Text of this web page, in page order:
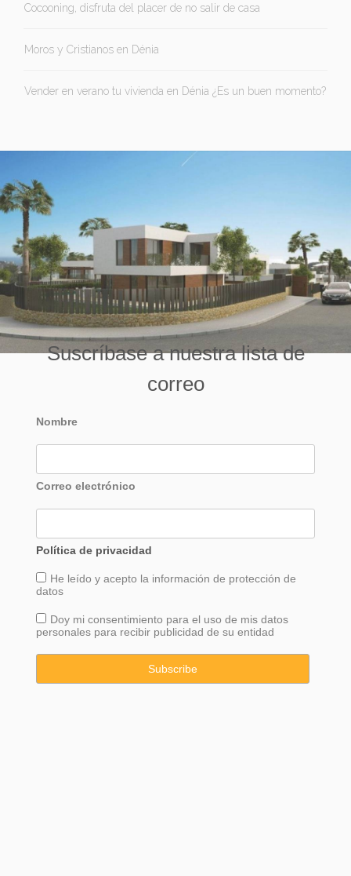
Cocooning, disfruta del placer de no salir de casa
Moros y Cristianos en Dénia
Vender en verano tu vivienda en Dénia ¿Es un buen momento?
Suscríbase a nuestra lista de
correo
Nombre
Correo electrónico
Política de privacidad
He leído y acepto la información de protección de
datos
Doy mi consentimiento para el uso de mis datos
personales para recibir publicidad de su entidad